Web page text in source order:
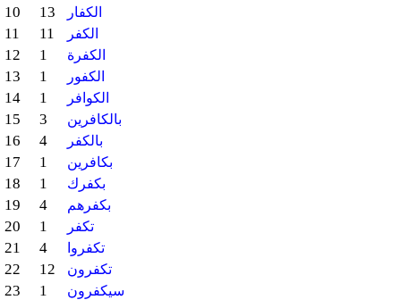
10 13 الكفار
11 11 الكفر
12 1 الكفرة
13 1 الكفور
14 1 الكوافر
15 3 بالكافرين
16 4 بالكفر
17 1 بكافرين
18 1 بكفرك
19 4 بكفرهم
20 1 تكفر
21 4 تكفروا
22 12 تكفرون
23 1 سيكفرون